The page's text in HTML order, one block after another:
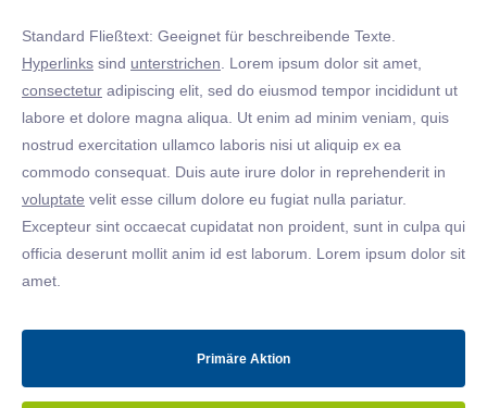
Standard Fließtext: Geeignet für beschreibende Texte.
Hyperlinks sind unterstrichen . Lorem ipsum dolor sit amet,
consectetur adipiscing elit, sed do eiusmod tempor incididunt ut
labore et dolore magna aliqua. Ut enim ad minim veniam, quis
nostrud exercitation ullamco laboris nisi ut aliquip ex ea
commodo consequat. Duis aute irure dolor in reprehenderit in
voluptate velit esse cillum dolore eu fugiat nulla pariatur.
Excepteur sint occaecat cupidatat non proident, sunt in culpa qui
officia deserunt mollit anim id est laborum. Lorem ipsum dolor sit
amet.
Primäre Aktion